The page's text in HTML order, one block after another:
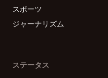
スポーツ
ジャーナリズム
ステータス